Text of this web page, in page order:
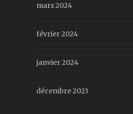
mars 2024
février 2024
janvier 2024
décembre 2023